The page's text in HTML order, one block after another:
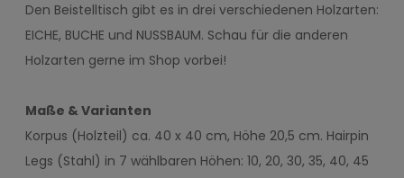
Den Beistelltisch gibt es in drei verschiedenen Holzarten:
EICHE, BUCHE und NUSSBAUM. Schau für die anderen
Holzarten gerne im Shop vorbei!
Maße & Varianten
Korpus (Holzteil) ca. 40 x 40 cm, Höhe 20,5 cm. Hairpin
Legs (Stahl) in 7 wählbaren Höhen: 10, 20, 30, 35, 40, 45